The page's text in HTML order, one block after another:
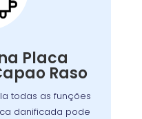
Placa
Raso
todas as funções
danificada pode
funções.
máquina pode
ou não
ligar.
de tensão e
para